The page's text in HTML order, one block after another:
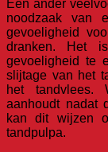
Een ander
noodzaak van
gevoeligheid
dranken. Het
gevoeligheid te
slijtage van het
het tandvlees.
aanhoudt nadat
kan dit wijzen
tandpulpa.